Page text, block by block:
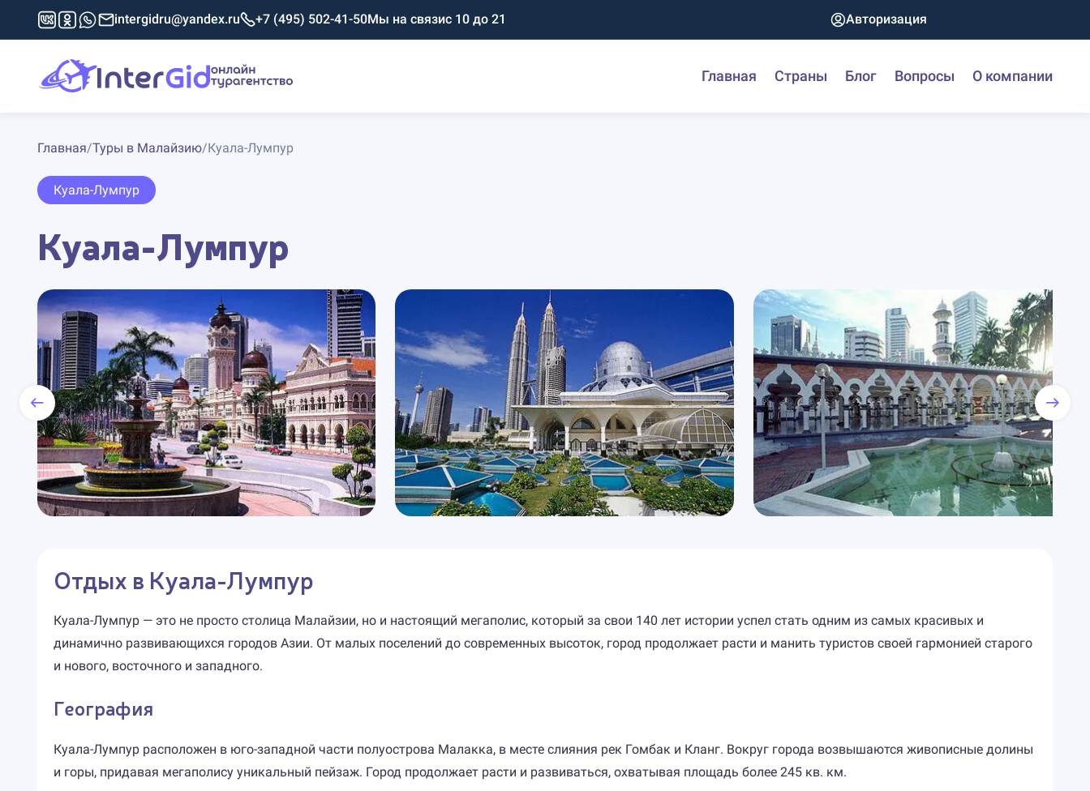
intergidru@yandex.ru +7 (495) 502-41-50Мы на связис 10 до 21 Авторизация
Главная Страны Блог Вопросы О компании
Главная/Туры в Малайзию/Куала-Лумпур
Куала-Лумпур
Куала-Лумпур
Отдых в Куала-Лумпур
Куала-Лумпур — это не просто столица Малайзии, но и настоящий мегаполис, который за свои 140 лет истории успел стать одним из самых красивых и
динамично развивающихся городов Азии. От малых поселений до современных высоток, город продолжает расти и манить туристов своей гармонией старого
и нового, восточного и западного.
География
Куала-Лумпур расположен в юго-западной части полуострова Малакка, в месте слияния рек Гомбак и Кланг. Вокруг города возвышаются живописные долины
и горы, придавая мегаполису уникальный пейзаж. Город продолжает расти и развиваться, охватывая площадь более 245 кв. км.